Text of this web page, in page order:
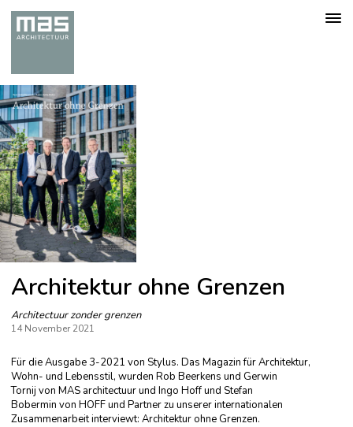
Architektur ohne Grenzen
Architectuur zonder grenzen
14 November 2021
Für die Ausgabe 3-2021 von Stylus. Das Magazin für Architektur,
Wohn- und Lebensstil, wurden Rob Beerkens und Gerwin
Tornij von MAS architectuurund Ingo Hoffund Stefan
Bobermin von HOFF und Partnerzu unserer internationalen
Zusammenarbeit interviewt: Architektur ohne Grenzen.